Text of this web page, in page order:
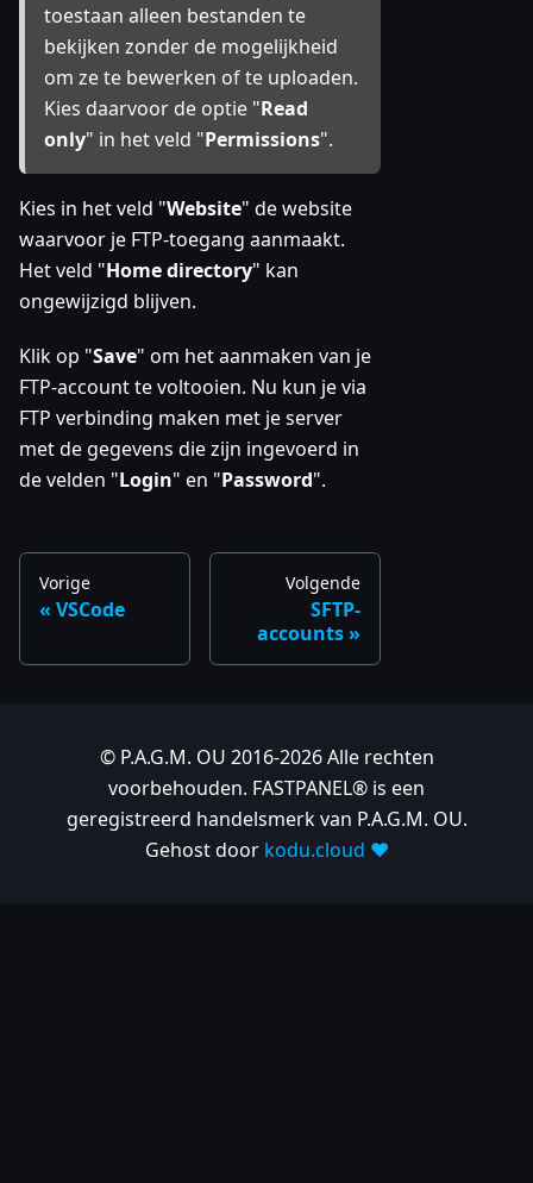
toestaan alleen bestanden te
bekijken zonder de mogelijkheid
om ze te bewerken of te uploaden.
Kies daarvoor de optie "Read
only" in het veld "Permissions".
Kies in het veld "Website" de website
waarvoor je FTP-toegang aanmaakt.
Het veld "Home directory" kan
ongewijzigd blijven.
Klik op "Save" om het aanmaken van je
FTP-account te voltooien. Nu kun je via
FTP verbinding maken met je server
met de gegevens die zijn ingevoerd in
de velden "Login" en "Password".
Vorige
VSCode
Volgende
SFTP-
accounts
© P.A.G.M. OU 2016-2026 Alle rechten
voorbehouden. FASTPANEL® is een
geregistreerd handelsmerk van P.A.G.M. OU.
Gehost door kodu.cloud ❤️